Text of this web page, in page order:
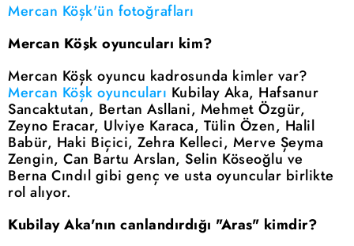
Mercan Köşk'ün fotoğrafları
Mercan Köşk oyuncuları kim?
Mercan Köşk oyuncu kadrosunda kimler var?
Mercan Köşk oyuncuları Kubilay Aka, Hafsanur
Sancaktutan, Bertan Asllani, Mehmet Özgür,
Zeyno Eracar, Ulviye Karaca, Tülin Özen, Halil
Babür, Haki Biçici, Zehra Kelleci, Merve Şeyma
Zengin, Can Bartu Arslan, Selin Köseoğlu ve
Berna Cındıl gibi genç ve usta oyuncular birlikte
rol alıyor.
Kubilay Aka'nın canlandırdığı "Aras" kimdir?